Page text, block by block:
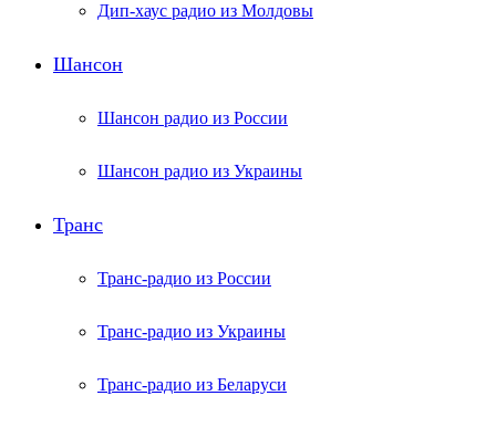
Дип-хаус радио из Молдовы
Шансон
Шансон радио из России
Шансон радио из Украины
Транс
Транс-радио из России
Транс-радио из Украины
Транс-радио из Беларуси